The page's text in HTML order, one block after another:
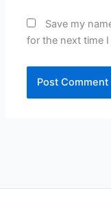
Save my
for the next time